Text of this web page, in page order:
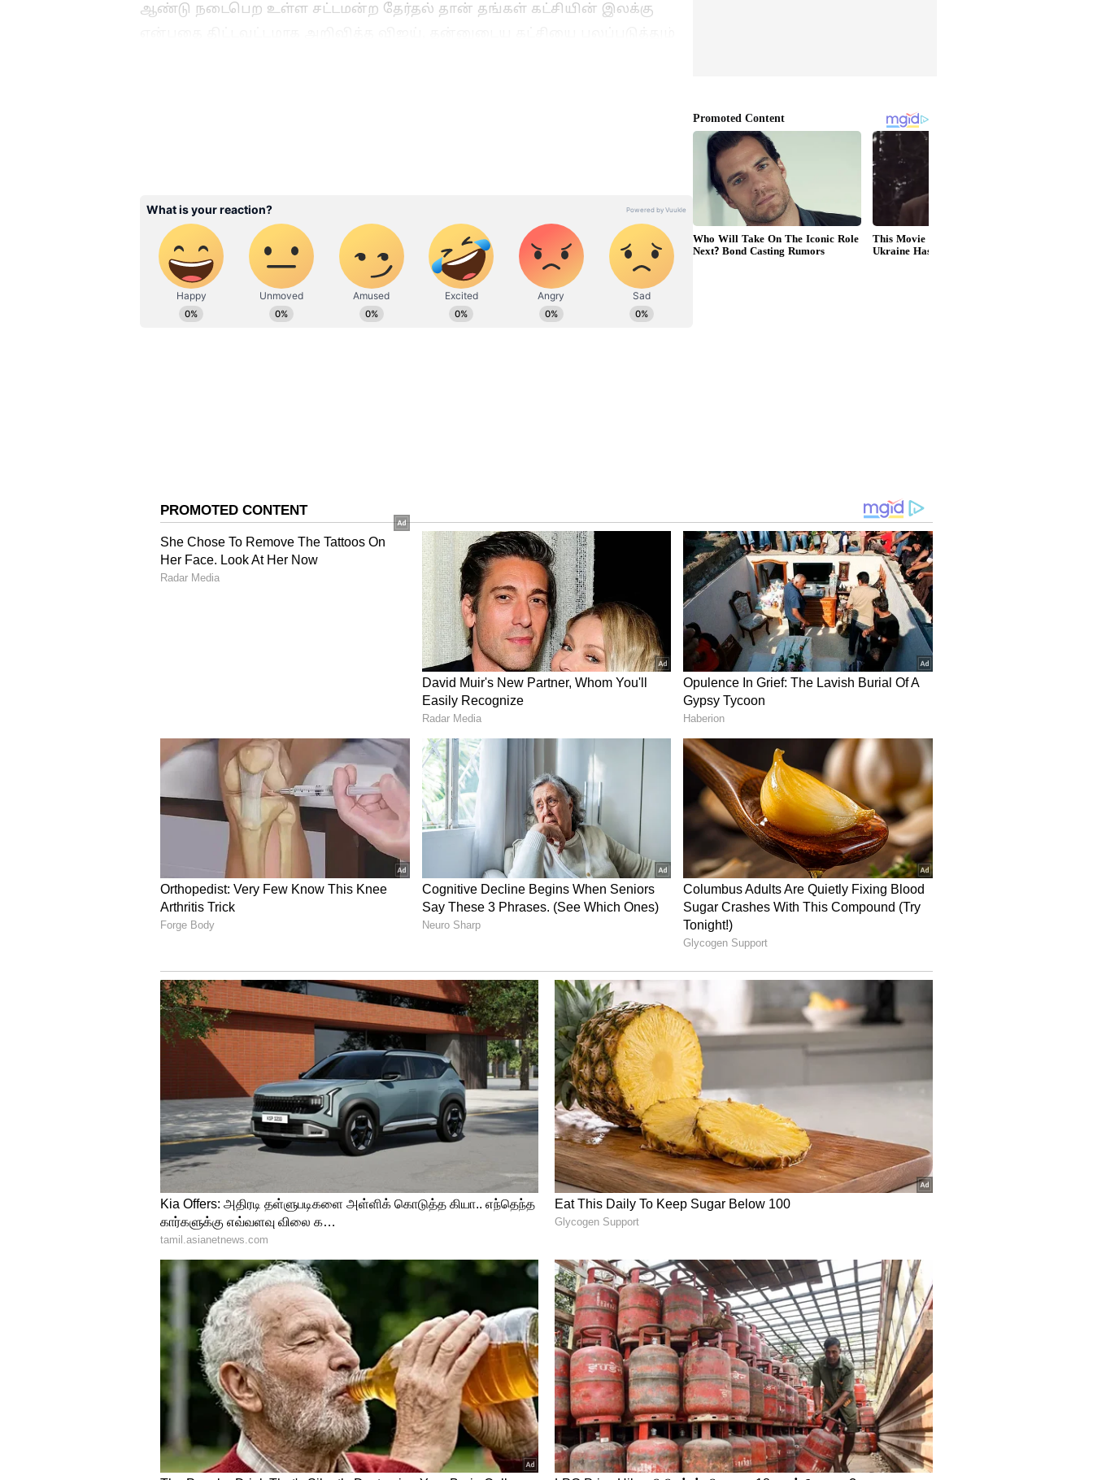
ஆண்டு நடைபெற உள்ள சட்டமன்ற தேர்தல் தான் தங்கள் கட்சியின் இலக்கு
செயலி மூலம் விஜய் கட்சியின் உறுப்பினர் சேர்க்கை நடைபெற்று வருகிறது.
இந்த செயலியை அறிமுகம் செய்து வைத்த நடிகர் விஜய், அதில் தன்னை முதல்
உறுப்பினராக சேர்த்துக் கொண்டு, பின்னர் மக்கள் பயன்பாட்டுக்கு கொண்டு
வந்தார். விஜய் அறிமுகம் செய்துவைத்த அந்த செயலி மூலம் தமிழக வெற்றிக்
கழகத்தில் இணைய ஒரே நேரத்தில் லட்சக் கணக்கிலான ரசிகர்கள் குவிந்ததால்,
சர்வர் கிராஷ் ஆனது.
Tamilaga Vettri Kazhagam Vijay
இதையடுத்து அதனை சரிசெய்த பின்னர் தொடர்ந்து உறுப்பினர்
சேர்க்கையானது நடைபெற்று வருகிறது. அந்த வகையில் தற்போது தமிழக
வெற்றிக் கழகத்தின் செயலி மூலம் உறுப்பினர் சேர்க்கை தொடங்கி மூன்று
நாட்கள் ஆகும் நிலையில், இதுவரை அதில் 50 லட்சம் பேர் உறுப்பினர்களாக